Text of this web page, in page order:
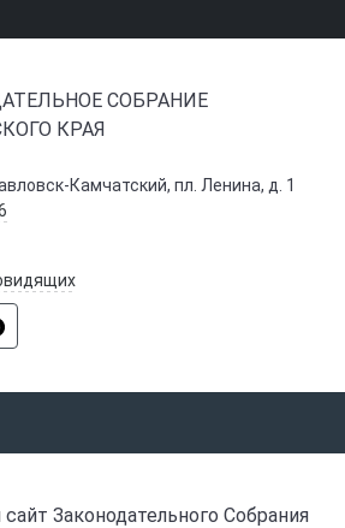
СОБРАНИЕ
КРАЯ
Камчатский, пл. Ленина, д. 1
Законодательного Собрания